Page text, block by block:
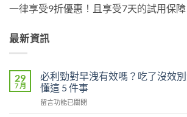
一律享受9折優惠！且享受7天的試用保障
最新資訊
29
7 月
必利勁對早洩有效嗎？吃了沒效
懂這 5 件事
在
留言功能已關閉